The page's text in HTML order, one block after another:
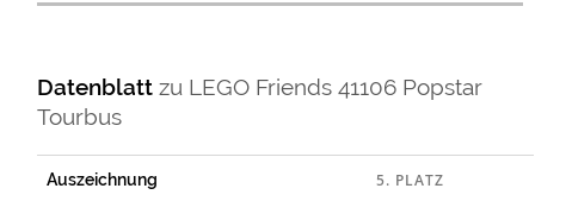
Datenblattzu LEGO Friends 41106 Popstar
Tourbus
Auszeichnung